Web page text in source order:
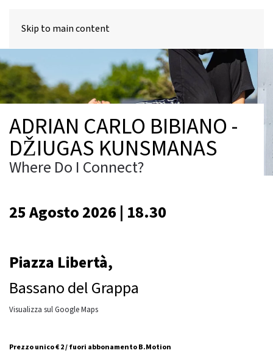
Skip to main content
ADRIAN CARLO BIBIANO -
DŽIUGAS KUNSMANAS
Where Do I Connect?
25 Agosto 2026 | 18.30
Piazza Libertà,
Bassano del Grappa
Visualizza sul Google Maps
Prezzo unico € 2 / fuori abbonamento B.Motion